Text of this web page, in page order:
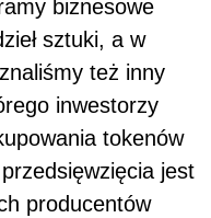
biznesowe
sztuki, a w
też inny
inwestorzy
tokenów
jest
producentów